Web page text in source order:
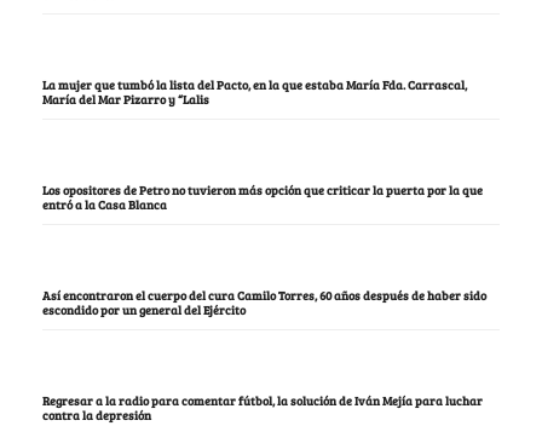
La mujer que tumbó la lista del Pacto, en la que estaba María Fda. Carrascal,
María del Mar Pizarro y “Lalis
Los opositores de Petro no tuvieron más opción que criticar la puerta por la que
entró a la Casa Blanca
Así encontraron el cuerpo del cura Camilo Torres, 60 años después de haber sido
escondido por un general del Ejército
Regresar a la radio para comentar fútbol, la solución de Iván Mejía para luchar
contra la depresión